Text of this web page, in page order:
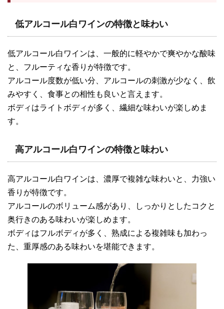
低アルコール白ワインの特徴と味わい
低アルコール白ワインは、一般的に軽やかで爽やかな酸味
と、フルーティな香りが特徴です。
アルコール度数が低い分、アルコールの刺激が少なく、飲
みやすく、食事との相性も良いと言えます。
ボディはライトボディが多く、繊細な味わいが楽しめま
す。
高アルコール白ワインの特徴と味わい
高アルコール白ワインは、濃厚で複雑な味わいと、力強い
香りが特徴です。
アルコールのボリューム感があり、しっかりとしたコクと
奥行きのある味わいが楽しめます。
ボディはフルボディが多く、熟成による複雑味も加わっ
た、重厚感のある味わいを堪能できます。